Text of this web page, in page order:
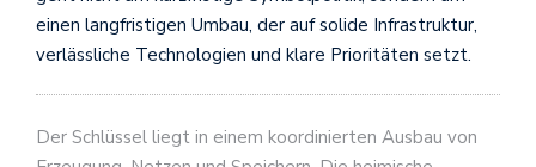
einen langfristigen Umbau, der auf solide Infrastruktur,
verlässliche Technologien und klare Prioritäten setzt.
Der Schlüssel liegt in einem koordinierten Ausbau von